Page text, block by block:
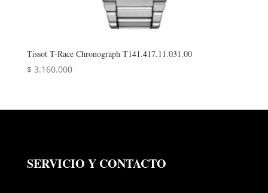
Tissot T-Race Chronograph T141.417.11.031.00
$ 3.160.000
SERVICIO Y CONTACTO